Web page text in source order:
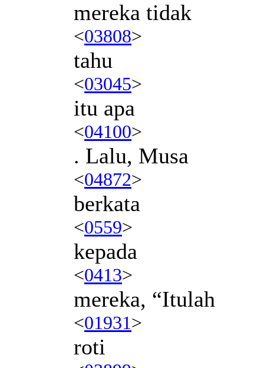
mereka tidak
<03808>
tahu
<03045>
itu apa
<04100>
. Lalu, Musa
<04872>
berkata
<0559>
kepada
<0413>
mereka, “Itulah
<01931>
roti